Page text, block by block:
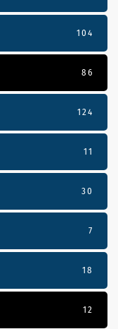
104
86
124
11
30
7
18
12